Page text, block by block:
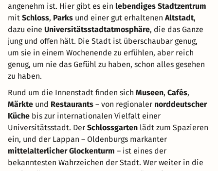
angenehm ist. Hier gibt es ein lebendiges Stadtzentrum
mit Schloss, Parks und einer gut erhaltenen Altstadt,
dazu eine Universitätsstadtatmosphäre, die das Ganze
jung und offen hält. Die Stadt ist überschaubar genug,
um sie in einem Wochenende zu erfühlen, aber reich
genug, um nie das Gefühl zu haben, schon alles gesehen
zu haben.
Rund um die Innenstadt finden sich Museen, Cafés,
Märkte und Restaurants – von regionaler norddeutscher
Küche bis zur internationalen Vielfalt einer
Universitätsstadt. Der Schlossgarten lädt zum Spazieren
ein, und der Lappan – Oldenburgs markanter
mittelalterlicher Glockenturm – ist eines der
bekanntesten Wahrzeichen der Stadt. Wer weiter in die